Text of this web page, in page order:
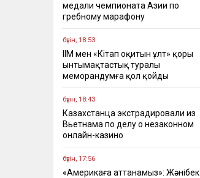
медали чемпионата Азии по
гребному марафону
бүгін, 18:53
ІІМ мен «Кітап оқитын ұлт» қоры
ынтымақтастық туралы
меморандумға қол қойды
бүгін, 18:43
Казахстанца экстрадировали из
Вьетнама по делу о незаконном
онлайн-казино
бүгін, 17:56
«Америкаға аттанамыз»: Жәнібек